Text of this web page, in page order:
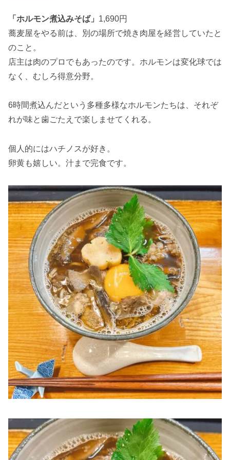
「ホルモン煮込みそば」 1,690円
蕎麦屋をやる前は、別の場所で焼き肉屋を経営していたと
のこと。
店主は肉のプロでもあったのです。ホルモンは変化球では
なく、むしろ得意分野。
6時間煮込んだという多種多様なホルモンたちは、それぞ
れが味と歯ごたえで楽しませてくれる。
個人的にはハチノスが好き。
卵黄も嬉しい。汁まで完食です。